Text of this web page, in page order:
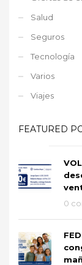
Salud
Seguros
Tecnología
Varios
Viajes
FEATURED
0